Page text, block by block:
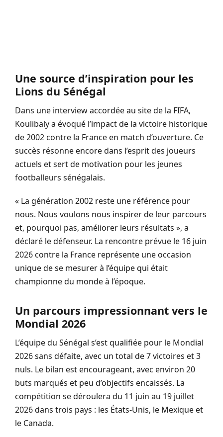
Une source d’inspiration pour les
Lions du Sénégal
Dans une interview accordée au site de la FIFA,
Koulibaly a évoqué l’impact de la victoire historique
de 2002 contre la France en match d’ouverture. Ce
succès résonne encore dans l’esprit des joueurs
actuels et sert de motivation pour les jeunes
footballeurs sénégalais.
« La génération 2002 reste une référence pour
nous. Nous voulons nous inspirer de leur parcours
et, pourquoi pas, améliorer leurs résultats », a
déclaré le défenseur. La rencontre prévue le 16 juin
2026 contre la France représente une occasion
unique de se mesurer à l’équipe qui était
championne du monde à l’époque.
Un parcours impressionnant vers le
Mondial 2026
L’équipe du Sénégal s’est qualifiée pour le Mondial
2026 sans défaite, avec un total de 7 victoires et 3
nuls. Le bilan est encourageant, avec environ 20
buts marqués et peu d’objectifs encaissés. La
compétition se déroulera du 11 juin au 19 juillet
2026 dans trois pays : les États-Unis, le Mexique et
le Canada.